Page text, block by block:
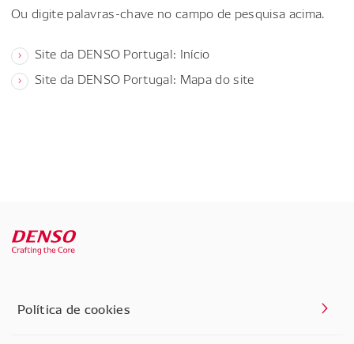
Ou digite palavras-chave no campo de pesquisa acima.
Site da DENSO Portugal: Início
Site da DENSO Portugal: Mapa do site
Política de cookies